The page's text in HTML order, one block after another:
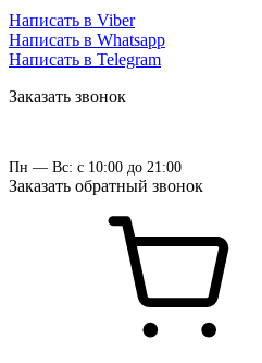
Написать в Viber
Написать в Whatsapp
Написать в Telegram
Заказать звонок
Пн — Вс: с 10:00 до 21:00
Заказать обратный звонок